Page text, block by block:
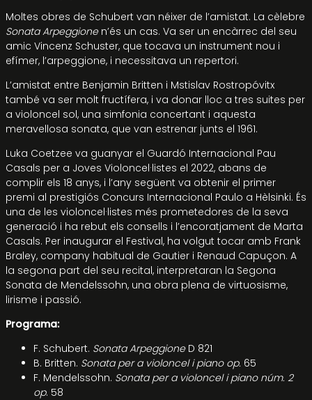
Moltes obres de Schubert van néixer de l’amistat. La cèlebre
Sonata Arpeggione n’és un cas. Va ser un encàrrec del seu
amic Vincenz Schuster, que tocava un instrument nou i
efímer, l’arpeggione, i necessitava un repertori.
L’amistat entre Benjamin Britten i Mstislav Rostropóvitx
també va ser molt fructífera, i va donar lloc a tres suites per
a violoncel sol, una simfonia concertant i aquesta
meravellosa sonata, que van estrenar junts el 1961.
Luka Coetzee va guanyar el Guardó Internacional Pau
Casals per a Joves Violoncel·listes el 2022, abans de
complir els 18 anys, i l’any següent va obtenir el primer
premi al prestigiós Concurs Internacional Paulo a Hèlsinki. És
una de les violoncel·listes més prometedores de la seva
generació i ha rebut els consells i l’encoratjament de Marta
Casals. Per inaugurar el Festival, ha volgut tocar amb Frank
Braley, company habitual de Gautier i Renaud Capuçon. A
la segona part del seu recital, interpretaran la Segona
Sonata de Mendelssohn, una obra plena de virtuosisme,
lirisme i passió.
Programa:
F. Schubert. Sonata Arpeggione D 821
B. Britten. Sonata per a violoncel i piano op. 65
F. Mendelssohn. Sonata per a violoncel i piano núm. 2
op. 58